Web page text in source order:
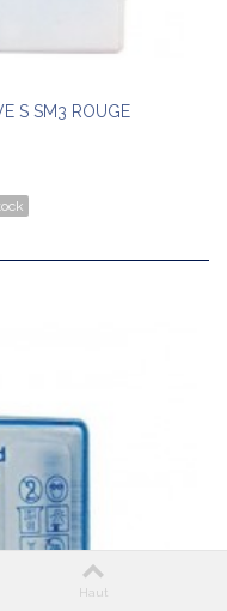
S SM3 ROUGE
Haut